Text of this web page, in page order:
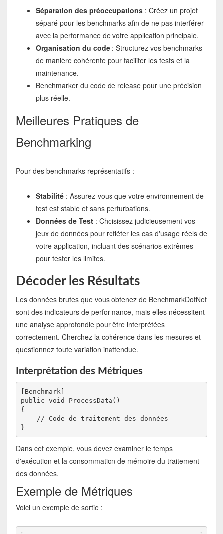
Séparation des préoccupations: Créez un projet
séparé pour les benchmarks afin de ne pas interférer
avec la performance de votre application principale.
Organisation du code: Structurez vos benchmarks
de manière cohérente pour faciliter les tests et la
maintenance.
Benchmarker du code de release pour une précision
plus réelle.
Meilleures Pratiques de
Benchmarking
Pour des benchmarks représentatifs :
Stabilité : Assurez-vous que votre environnement de
test est stable et sans perturbations.
Données de Test : Choisissez judicieusement vos
jeux de données pour refléter les cas d'usage réels de
votre application, incluant des scénarios extrêmes
pour tester les limites.
Décoder les Résultats
Les données brutes que vous obtenez de BenchmarkDotNet
sont des indicateurs de performance, mais elles nécessitent
une analyse approfondie pour être interprétées
correctement. Cherchez la cohérence dans les mesures et
questionnez toute variation inattendue.
Interprétation des Métriques
[Benchmark]
public void ProcessData()
{
// Code de traitement des données
}
Dans cet exemple, vous devez examiner le temps
d'exécution et la consommation de mémoire du traitement
des données.
Exemple de Métriques
Voici un exemple de sortie :